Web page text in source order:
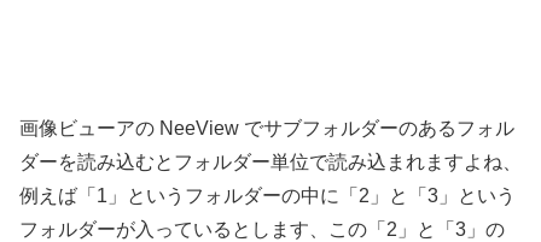
画像ビューアの NeeView でサブフォルダーのあるフォル
ダーを読み込むとフォルダー単位で読み込まれますよね、
例えば「1」というフォルダーの中に「2」と「3」という
フォルダーが入っているとします、この「2」と「3」の